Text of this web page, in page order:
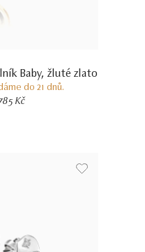
Baby, žluté zlato
do 21 dnů.
Kč